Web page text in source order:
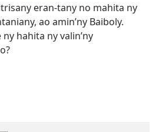
eran-tany no mahita ny
ao amin’ny Baiboly.
hahita ny valin’ny